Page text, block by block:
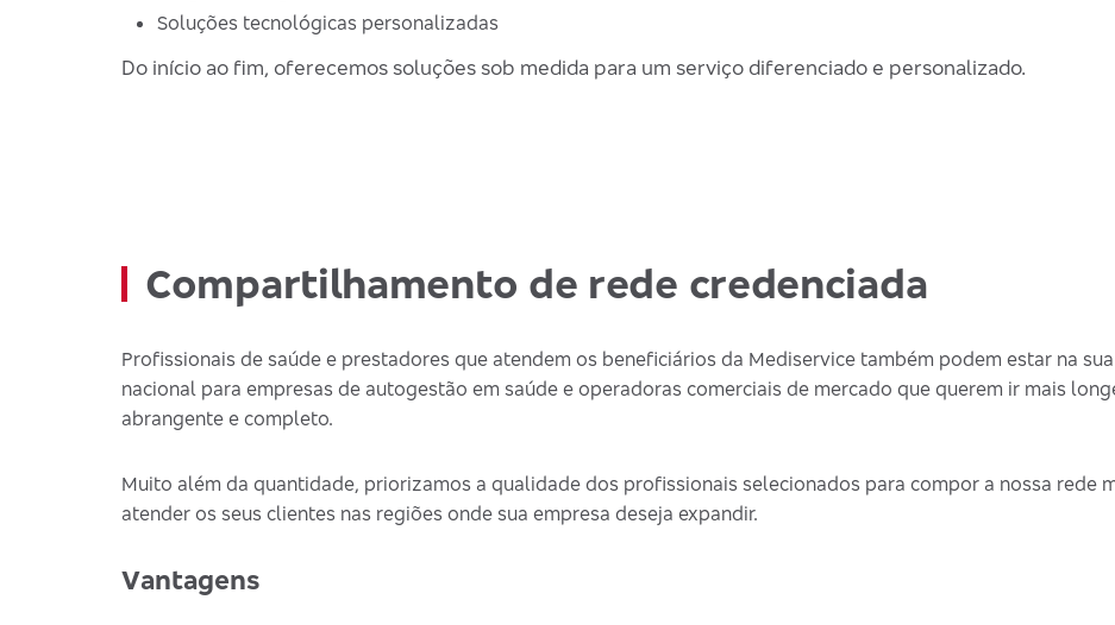
Soluções tecnológicas personalizadas
Do início ao fim, oferecemos soluções sob medida para um serviço diferenciado e personalizado.
Compartilhamento de rede credenciada
Profissionais de saúde e prestadores que atendem os beneficiários da Mediservice também podem estar na
nacional para empresas de autogestão em saúde e operadoras comerciais de mercado que querem ir mais
abrangente e completo.
Muito além da quantidade, priorizamos a qualidade dos profissionais selecionados para compor a nossa rede
atender os seus clientes nas regiões onde sua empresa deseja expandir.
Vantagens